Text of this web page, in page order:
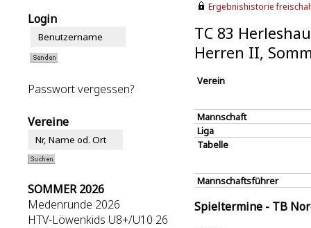
Login
Passwort vergessen?
Vereine
SOMMER 2026
Medenrunde 2026
HTV-Löwenkids U8+/U10 26
Ergebnishistorie
TC 83
Herren II,
Verein
Mannschaft
Liga
Tabelle
Mannschaftsführer
Spieltermine - TB